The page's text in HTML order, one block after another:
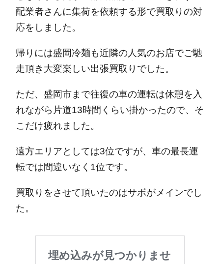
配業者さんに集荷を依頼する形で買取りの対
応をしました。
帰りには盛岡冷麺も近隣の人気のお店でご馳
走頂き大変楽しい出張買取りでした。
ただ、盛岡市まで往復の車の運転は休憩を入
れながら片道13時間くらい掛かったので、そ
こだけ疲れました。
遠方エリアとしては3位ですが、車の最長運
転では間違いなく1位です。
買取りをさせて頂いたのはサボがメインでし
た。